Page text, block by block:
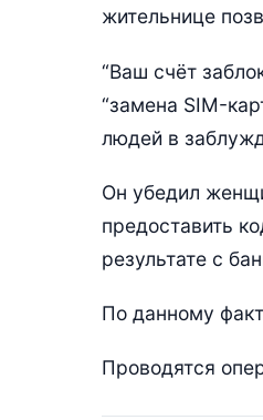
жительнице
“Ваш счёт
“замена SIM-
людей в
Он убедил
предоставить
результате с
По данному
Проводятся